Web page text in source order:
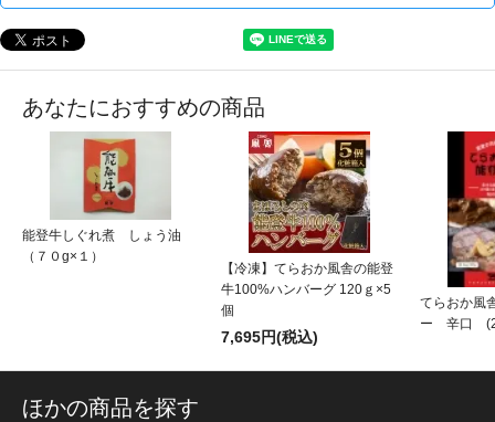
あなたにおすすめの商品
能登牛しぐれ煮 しょう油
（７０g×１）
【冷凍】てらおか風舎の能登
牛100%ハンバーグ 120ｇ×5
個
7,695円(税込)
てらおか風
ー 辛口
ほかの商品を探す